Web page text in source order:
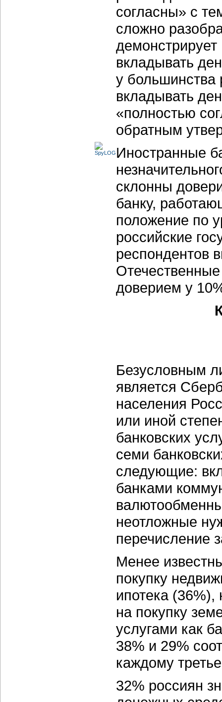
согласны» с
сложно
демонстрирует
вкладывать
у большинства
вкладывать
«полностью
обратным
Иностранные
склонны
банку,
положение по
российские
респондентов
доверием у
Безусловным
является
населения
или иной
банковских
семи
следующие:
банками
неотложные
перечисление
Менее
покупку
ипотека (36%),
на покупку
услугами как
38% и 29%
каждому
32% россиян